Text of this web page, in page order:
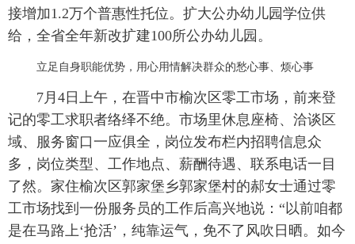
接增加1.2万个普惠性托位。扩大公办幼儿园学位供
给，全省全年新改扩建100所公办幼儿园。
立足自身职能优势，用心用情解决群众的愁心事、烦心事
7月4日上午，在晋中市榆次区零工市场，前来登
记的零工求职者络绎不绝。市场里休息座椅、洽谈区
域、服务窗口一应俱全，岗位发布栏内招聘信息众
多，岗位类型、工作地点、薪酬待遇、联系电话一目
了然。家住榆次区郭家堡乡郭家堡村的郝女士通过零
工市场找到一份服务员的工作后高兴地说：“以前咱都
是在马路上‘抢活’，纯靠运气，免不了风吹日晒。如今